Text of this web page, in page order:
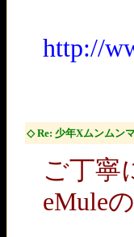
http://
◇ Re: 少年Xムンムン
ご丁寧
eMule